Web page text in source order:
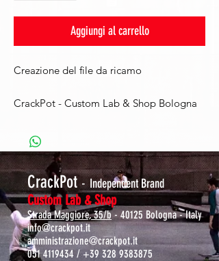
Aggiungi al carrello
Creazione del file da ricamo
CrackPot - Custom Lab & Shop Bologna
CrackPot- Independent Brand
Custom Lab & Shop
Strada Maggiore, 35/b- 40125 Bologna - Italy
info@crackpot.it
amministrazione@crackpot.it
051 4119434/+39 328 9383875